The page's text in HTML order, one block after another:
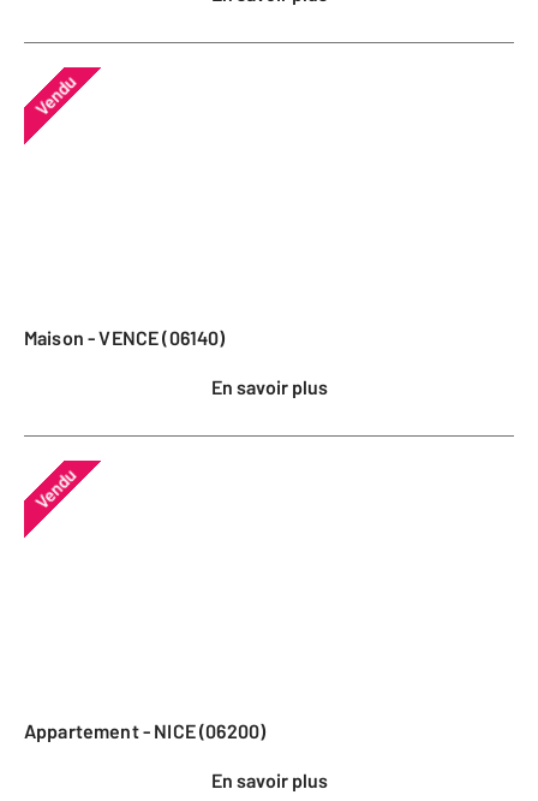
Vendu
Maison - VENCE (06140)
En savoir plus
Vendu
Appartement - NICE (06200)
En savoir plus